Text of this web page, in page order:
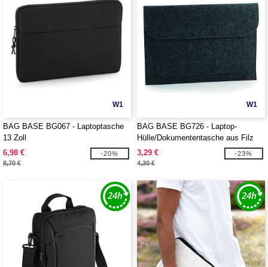
W1
BAG BASE BG067 - Laptoptasche
13 Zoll
6,98 €
8,70 €
-20%
W1
BAG BASE BG726 - Laptop-
Hülle/Dokumententasche aus Filz
3,29 €
4,30 €
-23%